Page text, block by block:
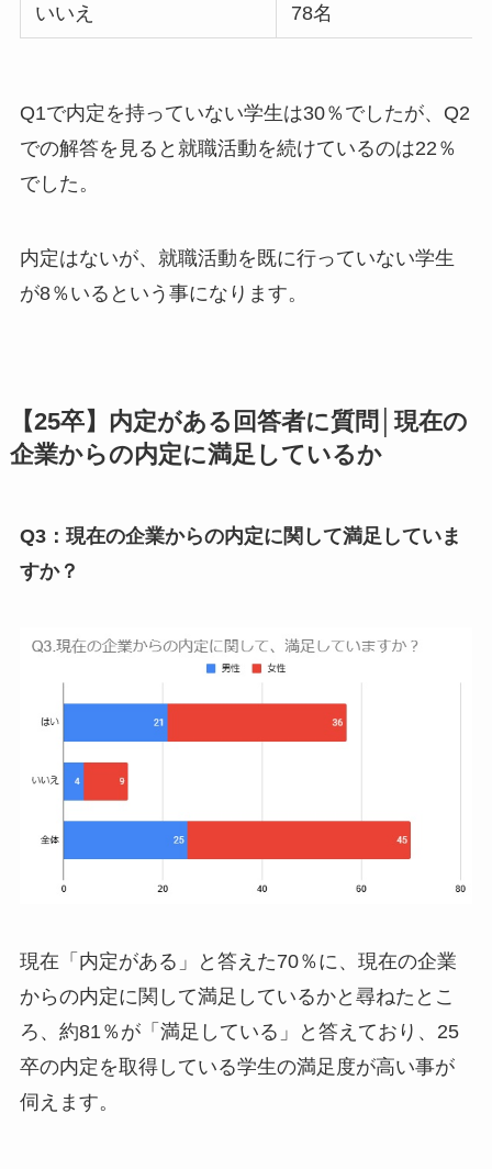
いいえ 78名
Q1で内定を持っていない学生は30％でしたが、Q2
での解答を見ると就職活動を続けているのは22％
でした。
内定はないが、就職活動を既に行っていない学生
が8％いるという事になります。
【25卒】内定がある回答者に質問│現在の
企業からの内定に満足しているか
Q3：現在の企業からの内定に関して満足していま
すか？
現在「内定がある」と答えた70％に、現在の企業
からの内定に関して満足しているかと尋ねたとこ
ろ、約81％が「満足している」と答えており、25
卒の内定を取得している学生の満足度が高い事が
伺えます。